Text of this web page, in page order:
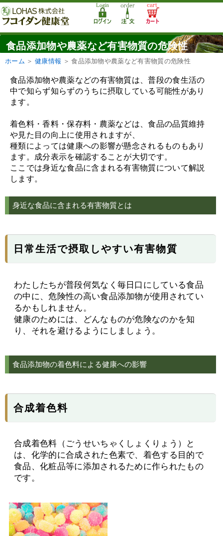
食品添加物や農薬など有害物質の危険性
ホーム ＞ 健康情報 ＞食品添加物や農薬など有害物質の危険性
食品添加物や農薬などの有害物質は、普段の食生活の
中で知らず知らずのうちに摂取している可能性があり
ます。
着色料・香料・保存料・農薬などは、食品の品質維持
や見た目の向上に使用されますが、
種類によっては健康への影響が懸念されるものもあり
ます。成分表示を確認することが大切です。
ここでは身近な食品に含まれる有害物質について解説
します。
身近な食品に含まれる有害物質とは
日常生活で摂取しやすい有害物質
わたしたちが普段何気なく毎日口にしている食品
の中に、危険性の高い食品添加物が使用されてい
るかもしれません。
健康のためには、どんなものが危険なのかを知
り、それを避けるようにしましょう。
食品添加物の着色料による健康への影響
合成着色料
合成着色料（ごうせいちゃくしょくりょう）と
は、化学的に合成された色素で、着色する目的で
食品、化粧品等に添加されるために作られたもの
です。